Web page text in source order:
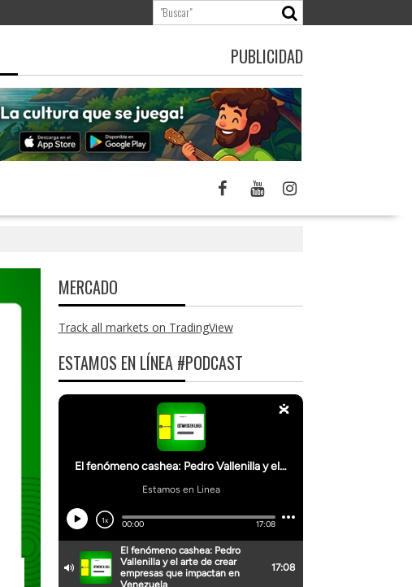
PUBLICIDAD
MERCADO
Track all markets on TradingView
ESTAMOS EN LÍNEA #PODCAST